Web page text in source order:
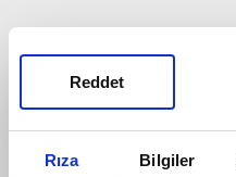
Rıza Bilgiler
Reddet